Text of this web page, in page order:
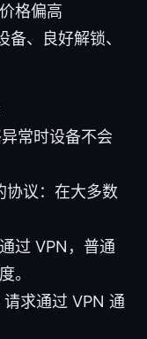
格偏高
、良好解锁、
常时设备不会
协议：在大多数
过 VPN，普通
。
求通过 VPN 通